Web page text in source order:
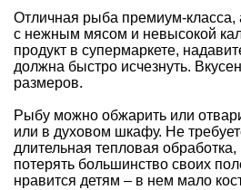
Отличная рыба премиум-класса,
с нежным мясом и невысокой
продукт в супермаркете,
должна быстро исчезнуть. Вкусен
размеров.
Рыбу можно обжарить или
или в духовом шкафу. Не
длительная тепловая
потерять большинство своих
нравится детям – в нем мало